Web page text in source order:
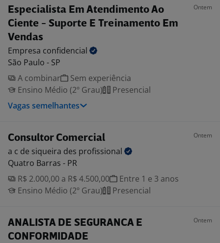
Especialista Em Atendimento Ao
Ciente - Suporte E Treinamento Em
Vendas
Ontem
Empresa confidencial
São Paulo - SP
A combinar
Sem experiência
Ensino Médio (2º Grau)
Presencial
Vagas semelhantes
Consultor Comercial Ontem
a c de siqueira des profissional
Quatro Barras - PR
R$ 2.000,00 a R$ 4.500,00
Entre 1 e 3 anos
Ensino Médio (2º Grau)
Presencial
ANALISTA DE SEGURANCA E
CONFORMIDADE
Ontem